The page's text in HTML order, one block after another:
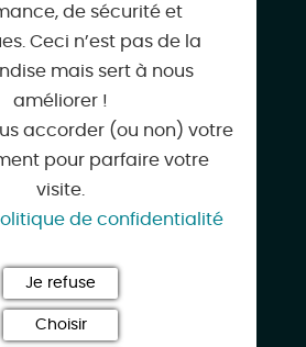
Facebook
Google
de sécurité et
Ceci n’est pas de la
mais sert à nous
améliorer !
accorder (ou non) votre
pour parfaire votre
visite.
de confidentialité
Je refuse
Choisir